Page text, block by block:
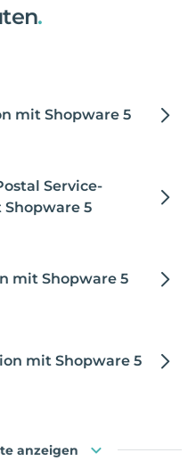
.
mit Shopware 5
Service-
5
mit Shopware 5
mit Shopware 5
anzeigen